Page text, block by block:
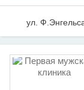
ул.